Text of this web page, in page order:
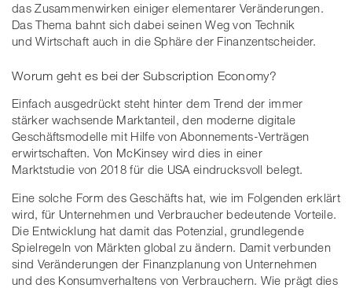
das Zusammenwirken einiger elementarer Veränderungen.
Das Thema bahnt sich dabei seinen Weg von Technik
und Wirtschaft auch in die Sphäre der Finanzentscheider.
Worum geht es bei der Subscription Economy?
Einfach ausgedrückt steht hinter dem Trend der immer
stärker wachsende Marktanteil, den moderne digitale
Geschäftsmodelle mit Hilfe von Abonnements-Verträgen
erwirtschaften. Von McKinsey wird dies in einer
Marktstudie von 2018 für die USA eindrucksvoll belegt.
Eine solche Form des Geschäfts hat, wie im Folgenden erklärt
wird, für Unternehmen und Verbraucher bedeutende Vorteile.
Die Entwicklung hat damit das Potenzial, grundlegende
Spielregeln von Märkten global zu ändern. Damit verbunden
sind Veränderungen der Finanzplanung von Unternehmen
und des Konsumverhaltens von Verbrauchern. Wie prägt dies